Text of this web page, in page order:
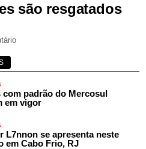
são resgatados
com padrão do Mercosul
em vigor
L7nnon se apresenta neste
em Cabo Frio, RJ